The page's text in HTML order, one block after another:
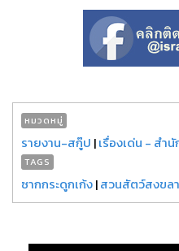
หมวดหมู่
รายงาน-สกู๊ป |เรื่องเด่น - สำ
TAGS
ซากกระดูกเก้ง|สวนสัตว์สงขลา